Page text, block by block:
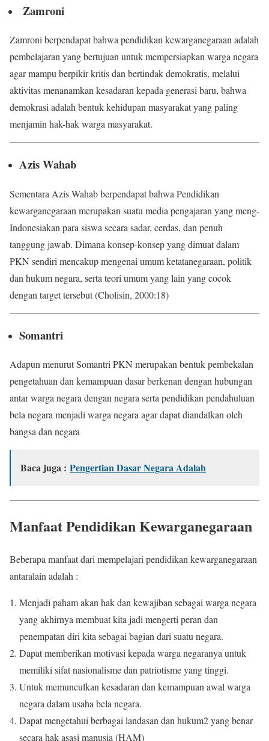
Zamroni
Zamroni berpendapat bahwa pendidikan kewarganegaraan adalah
pembelajaran yang bertujuan untuk mempersiapkan warga negara
agar mampu berpikir kritis dan bertindak demokratis, melalui
aktivitas menanamkan kesadaran kepada generasi baru, bahwa
demokrasi adalah bentuk kehidupan masyarakat yang paling
menjamin hak-hak warga masyarakat.
Azis Wahab
Sementara Azis Wahab berpendapat bahwa Pendidikan
kewarganegaraan merupakan suatu media pengajaran yang meng-
Indonesiakan para siswa secara sadar, cerdas, dan penuh
tanggung jawab. Dimana konsep-konsep yang dimuat dalam
PKN sendiri mencakup mengenai umum ketatanegaraan, politik
dan hukum negara, serta teori umum yang lain yang cocok
dengan target tersebut (Cholisin, 2000:18)
Somantri
Adapun menurut Somantri PKN merupakan bentuk pembekalan
pengetahuan dan kemampuan dasar berkenan dengan hubungan
antar warga negara dengan negara serta pendidikan pendahuluan
bela negara menjadi warga negara agar dapat diandalkan oleh
bangsa dan negara
Baca juga : Pengertian Dasar Negara Adalah
Manfaat Pendidikan Kewarganegaraan
Beberapa manfaat dari mempelajari pendidikan kewarganegaraan
antaralain adalah :
Menjadi paham akan hak dan kewajiban sebagai warga negara
yang akhirnya membuat kita jadi mengerti peran dan
penempatan diri kita sebagai bagian dari suatu negara.
Dapat memberikan motivasi kepada warga negaranya untuk
memiliki sifat nasionalisme dan patriotisme yang tinggi.
Untuk memunculkan kesadaran dan kemampuan awal warga
negara dalam usaha bela negara.
Dapat mengetahui berbagai landasan dan hukum2 yang benar
secara hak asasi manusia (HAM)